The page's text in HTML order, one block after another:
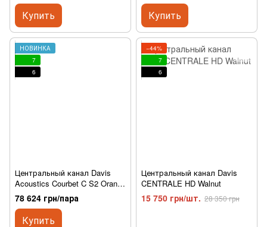
Купить Купить
НОВИНКА
7
6
Центральный канал Davis
Acoustics Courbet C S2 Orange
High Gloss
78 624 грн/пара
Купить
−44%
7
6
Центральный канал Davis
CENTRALE HD Walnut
15 750 грн/шт. 28 350 грн